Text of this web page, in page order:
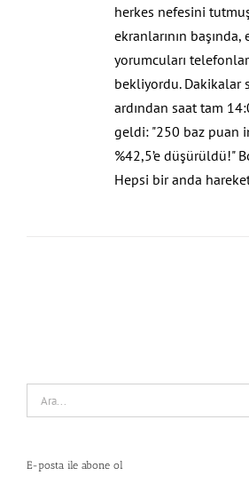
herkes nefesini
ekranlarının başında,
yorumcuları
bekliyordu. Dakikalar
ardından saat tam
geldi: "250 baz puan
%42,5’e düşürüldü!"
Hepsi bir anda
Search
for:
E-posta ile abone ol